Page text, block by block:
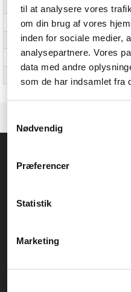
til at analysere vores
om din brug af vores
inden for sociale medier,
analysepartnere. Vores
data med andre
som de har indsamlet fra
Nødvendig
Præferencer
Statistik
Marketing
Maksimal opdateringshastighed 240 Hz
Naturligt aspektforhold 16:10
Kontrastforhold (typisk) 1200:1
Farveområde 100% DCI-
CVR.: 26208637
Generelle henvendelser:
Service- og